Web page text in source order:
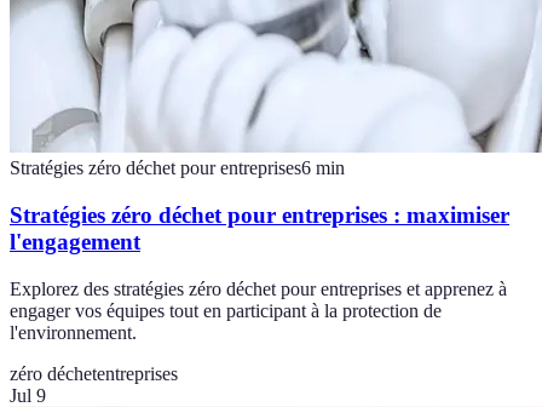
Stratégies zéro déchet pour entreprises6 min
Stratégies zéro déchet pour entreprises : maximiser
l'engagement
Explorez des stratégies zéro déchet pour entreprises et apprenez à
engager vos équipes tout en participant à la protection de
l'environnement.
zéro déchetentreprises
Jul 9